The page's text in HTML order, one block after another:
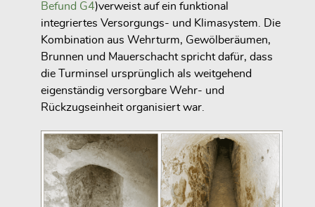
Befund G4)verweist auf ein funktional
integriertes Versorgungs- und Klimasystem. Die
Kombination aus Wehrturm, Gewölberäumen,
Brunnen und Mauerschacht spricht dafür, dass
die Turminsel ursprünglich als weitgehend
eigenständig versorgbare Wehr- und
Rückzugseinheit organisiert war.